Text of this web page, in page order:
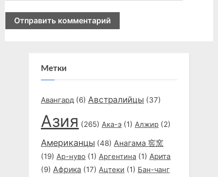
Метки
Авангард (6) Австралийцы (37)
Азия (265) Ака-э (1) Алжир (2)
Американцы (48) Анагама 窖窯
(19) Ар-нуво (1) Аргентина (1) Арита
(9) Африка (17) Ацтеки (1) Бан-чанг